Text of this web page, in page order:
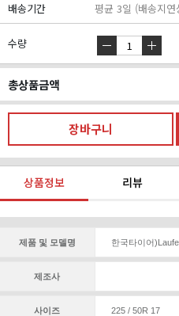
배송기간
평균 3일 (배송지
수량
총상품금액
상품정보 리뷰
제품 및 모델명 한국타이어
제조사
사이즈 225 / 50R 17